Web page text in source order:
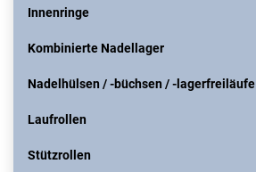
Innenringe
Kombinierte Nadellager
Nadelhülsen / -büchsen / -lagerfreiläufe
Laufrollen
Stützrollen